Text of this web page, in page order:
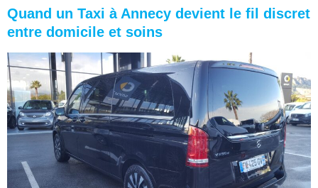
Quand un Taxi à Annecy devient le fil discret
entre domicile et soins